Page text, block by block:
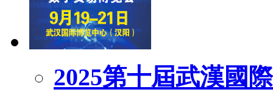
2025第十屆武漢國